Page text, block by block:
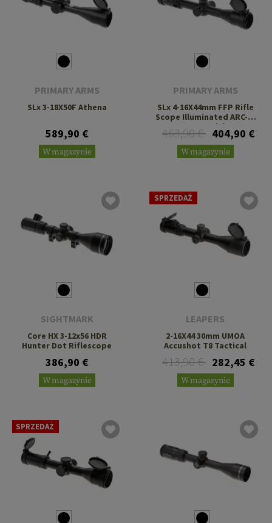
PRIMARY ARMS
SLx 3-18X50F Athena
589,90 €
W magazynie
PRIMARY ARMS
SLx 4-16X44mm FFP Rifle
Scope Illuminated ARC-2-
MOA Reticle
463,90 € 404,90 €
W magazynie
SIGHTMARK
Core HX 3-12x56 HDR
Hunter Dot Riflescope
386,90 €
W magazynie
SPRZEDAŻ
LEAPERS
2-16X44 30mm UMOA
Accushot T8 Tactical
413,90 € 282,45 €
W magazynie
SPRZEDAŻ